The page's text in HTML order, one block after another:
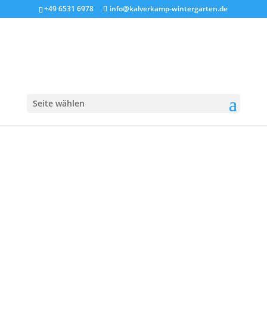
+49 6531 6978 info@kalverkamp-wintergarten.de
Seite wählen